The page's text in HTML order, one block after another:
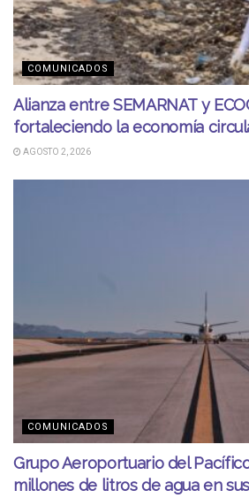
COMUNICADOS
Alianza entre SEMARNAT y
fortaleciendo la economía
AGOSTO 2, 2026
COMUNICADOS
Grupo Aeroportuario del
millones de litros de agua en